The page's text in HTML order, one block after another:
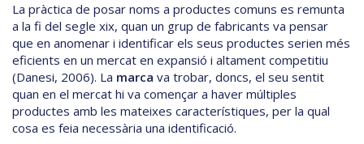
La pràctica de posar noms a productes comuns es remunta
a la fi del segle xix, quan un grup de fabricants va pensar
que en anomenar i identificar els seus productes serien més
eficients en un mercat en expansió i altament competitiu
(Danesi, 2006). La marca va trobar, doncs, el seu sentit
quan en el mercat hi va començar a haver múltiples
productes amb les mateixes característiques, per la qual
cosa es feia necessària una identificació.